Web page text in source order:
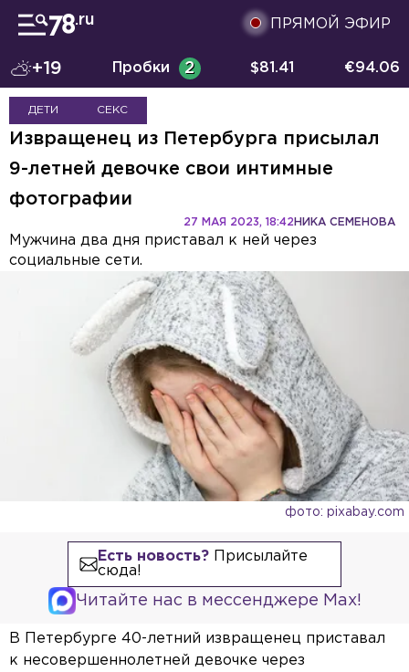
ПРЯМОЙ ЭФИР
+19 Пробки 2 $81.41 €94.06
ДЕТИ СЕКС
Извращенец из Петербурга присылал
9-летней девочке свои интимные
фотографии
НИКА СЕМЕНОВА
27 МАЯ 2023, 18:42
Мужчина два дня приставал к ней через
социальные сети.
фото: pixabay.com
Есть новость?Присылайте
сюда!
Читайте нас в мессенджере Max!
В Петербурге 40-летний извращенец приставал
к несовершеннолетней девочке через